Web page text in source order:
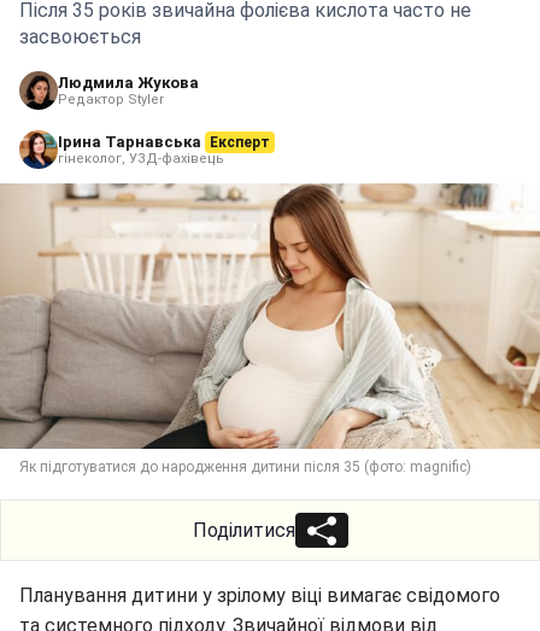
Після 35 років звичайна фолієва кислота часто не
засвоюється
Людмила Жукова
Редактор Styler
Ірина Тарнавська Експерт
гінеколог, УЗД-фахівець
Як підготуватися до народження дитини після 35 (фото: magnific)
Поділитися
Планування дитини у зрілому віці вимагає свідомого
та системного підходу. Звичайної відмови від